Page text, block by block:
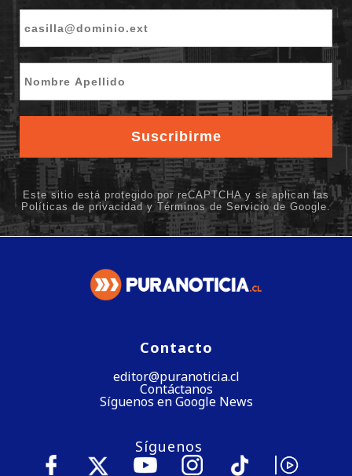
Contacto
editor@puranoticia.cl
Contáctanos
Síguenos en Google News
Síguenos